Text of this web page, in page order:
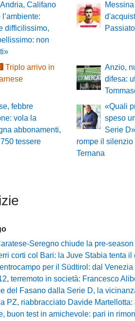
Califano
difficilissimo,
non
Triplo arrivo in
Anzio,
difesa:
febbre
vola la
abbonamenti,
tessere
«Quali
speso
Serie
rompe il
Ternana
Seregno chiude la pre-season biancazzurra: info e
corti col Bari: la Juve Stabia tenta il colpo
per il Südtirol: dal Venezia arriva a titolo
in società: Francesco Aliberti rassegna le
dalla Serie D, la vicinanza della Fidelis Andria e le parole
Davide Martellotta: accordo con la Folgore Caratese
test in amichevole: pari in rimonta contro la